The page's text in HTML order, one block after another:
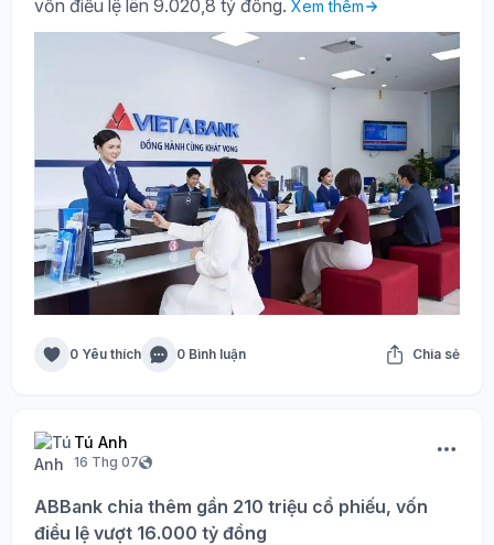
vốn điều lệ lên 9.020,8 tỷ đồng. Xem thêm
0 Yêu thích 0 Bình luận Chia sẻ
Tú Anh
16 Thg 07
ABBank chia thêm gần 210 triệu cổ phiếu, vốn
điều lệ vượt 16.000 tỷ đồng